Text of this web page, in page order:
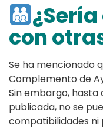
con
Se ha mencionado
Complemento de
Sin embargo,
publicada, no se
compatibilidades ni